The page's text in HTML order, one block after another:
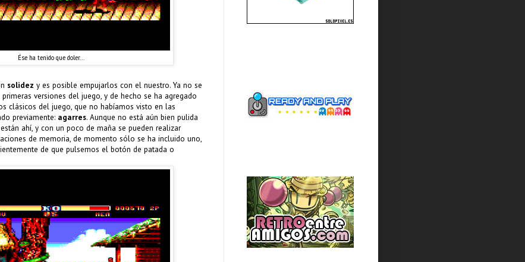
Ése ha tenido que doler...
solidez y es posible empujarlos con el nuestro. Ya no se
versiones del juego, y de hecho se ha agregado
clásicos del juego, que no habíamos visto en las
previamente: agarres. Aunque no está aún bien pulida
ahí, y con un poco de maña se pueden realizar
de memoria, de momento sólo se ha incluido uno,
de que pulsemos el botón de patada o